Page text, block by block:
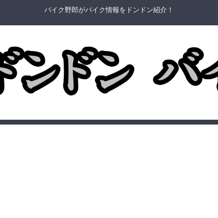
バイク野郎がバイク情報をドンドン紹介！